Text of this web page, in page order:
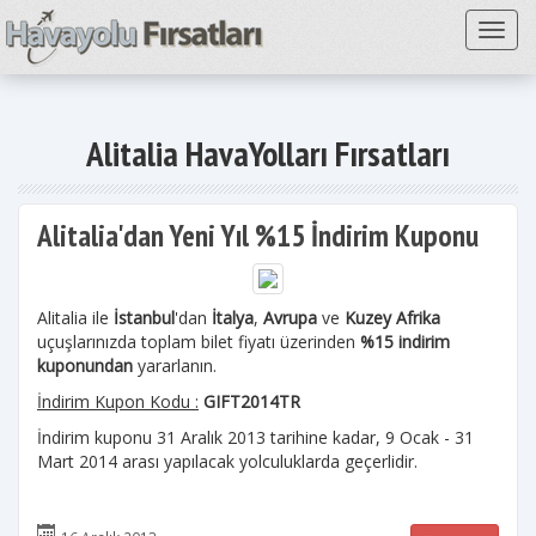
Alitalia HavaYolları Fırsatları
Alitalia'dan Yeni Yıl %15 İndirim Kuponu
Alitalia ile İstanbul'dan İtalya, Avrupa ve Kuzey Afrika
uçuşlarınızda toplam bilet fiyatı üzerinden %15 indirim
kuponundan yararlanın.
İndirim Kupon Kodu : GIFT2014TR
İndirim kuponu 31 Aralık 2013 tarihine kadar, 9 Ocak - 31
Mart 2014 arası yapılacak yolculuklarda geçerlidir.